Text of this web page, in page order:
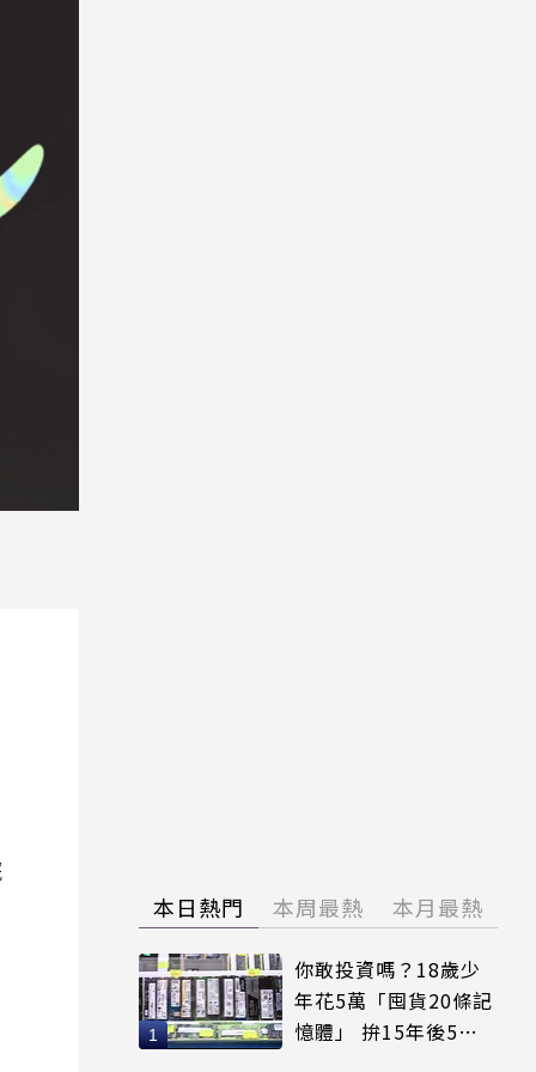
本日熱門 本周最熱 本月最熱
你敢投資嗎？18歲少
年花5萬「囤貨20條記
憶體」 拚15年後5倍